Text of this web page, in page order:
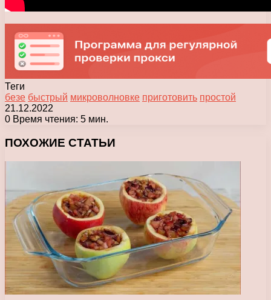
Теги
безе быстрый микроволновке приготовить простой
21.12.2022
0 Время чтения: 5 мин.
ПОХОЖИЕ СТАТЬИ